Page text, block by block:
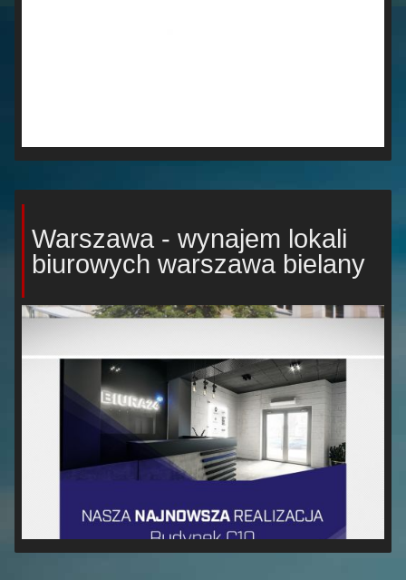
Warszawa - wynajem lokali
biurowych warszawa bielany